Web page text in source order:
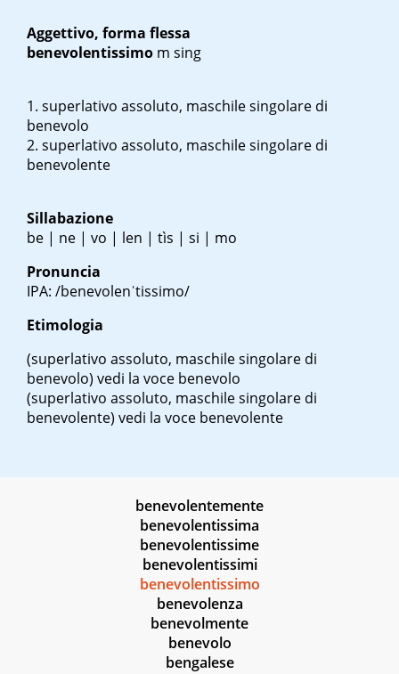
Aggettivo, forma flessa
benevolentissimo m sing
superlativo assoluto, maschile singolare di
benevolo
superlativo assoluto, maschile singolare di
benevolente
Sillabazione
be | ne | vo | len | tìs | si | mo
Pronuncia
IPA: /benevolenˈtissimo/
Etimologia
(superlativo assoluto, maschile singolare di
benevolo) vedi la voce benevolo
(superlativo assoluto, maschile singolare di
benevolente) vedi la voce benevolente
benevolentemente
benevolentissima
benevolentissime
benevolentissimi
benevolentissimo
benevolenza
benevolmente
benevolo
bengalese